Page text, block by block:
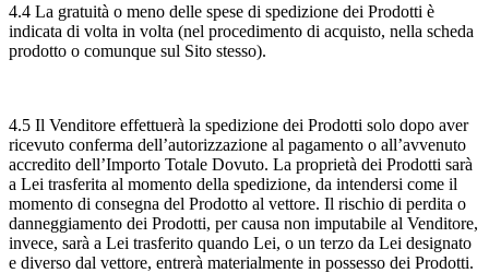
4.4 La gratuità o meno delle spese di spedizione dei Prodotti è
indicata di volta in volta (nel procedimento di acquisto, nella scheda
prodotto o comunque sul Sito stesso).
4.5 Il Venditore effettuerà la spedizione dei Prodotti solo dopo aver
ricevuto conferma dell’autorizzazione al pagamento o all’avvenuto
accredito dell’Importo Totale Dovuto. La proprietà dei Prodotti sarà
a Lei trasferita al momento della spedizione, da intendersi come il
momento di consegna del Prodotto al vettore. Il rischio di perdita o
danneggiamento dei Prodotti, per causa non imputabile al Venditore,
invece, sarà a Lei trasferito quando Lei, o un terzo da Lei designato
e diverso dal vettore, entrerà materialmente in possesso dei Prodotti.